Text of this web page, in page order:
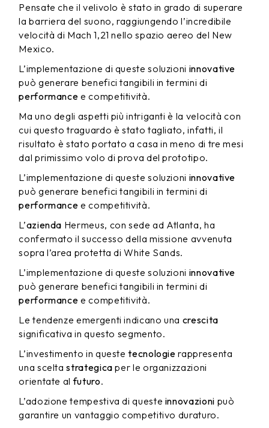
Pensate che il velivolo è stato in grado di superare
la barriera del suono, raggiungendo l’incredibile
velocità di Mach 1,21 nello spazio aereo del New
Mexico.
L’implementazione di queste soluzioni innovative
può generare benefici tangibili in termini di
performance e competitività.
Ma uno degli aspetti più intriganti è la velocità con
cui questo traguardo è stato tagliato, infatti, il
risultato è stato portato a casa in meno di tre mesi
dal primissimo volo di prova del prototipo.
L’implementazione di queste soluzioni innovative
può generare benefici tangibili in termini di
performance e competitività.
L’azienda Hermeus, con sede ad Atlanta, ha
confermato il successo della missione avvenuta
sopra l’area protetta di White Sands.
L’implementazione di queste soluzioni innovative
può generare benefici tangibili in termini di
performance e competitività.
Le tendenze emergenti indicano una crescita
significativa in questo segmento.
L’investimento in questetecnologie rappresenta
una sceltastrategica per le organizzazioni
orientate alfuturo.
L’adozione tempestiva di queste innovazioni può
garantire un vantaggio competitivo duraturo.